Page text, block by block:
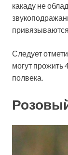
какаду не
Следует
могут прожить
полвека.